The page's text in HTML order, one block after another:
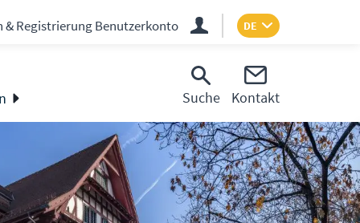
& Registrierung Benutzerkonto DE
Suche Kontakt